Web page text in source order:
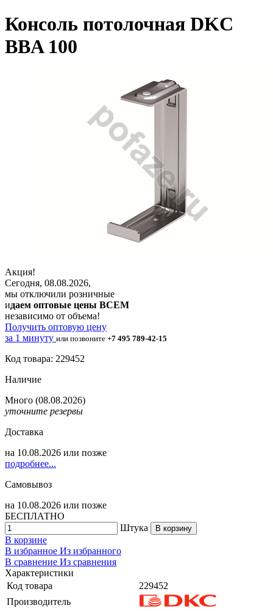
Консоль потолочная DKC
BBA 100
Акция!
Сегодня, 08.08.2026,
мы отключили розничные
идаем оптовые цены ВСЕМ
независимо от объема!
Получить оптовую цену
за 1 минуту или позвоните +7 495 789-42-15
Код товара: 229452
Наличие
Много (08.08.2026)
уточните резервы
Доставка
на 10.08.2026 или позже
подробнее...
Самовывоз
на 10.08.2026 или позже
БЕСПЛАТНО
Штука
В корзину
В корзине
В избранное Из избранного
В сравнение Из сравнения
Характеристики
Код товара
229452
Производитель